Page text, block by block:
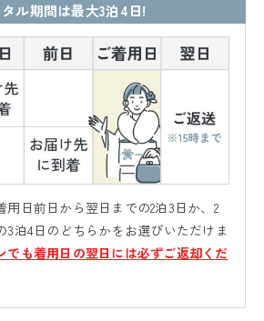
ル期間は最大3泊4日!
用日前日から翌日までの2泊3日か、2
3泊4日のどちらかをお選びいただけま
でも着用日の翌日には必ずご返却くだ